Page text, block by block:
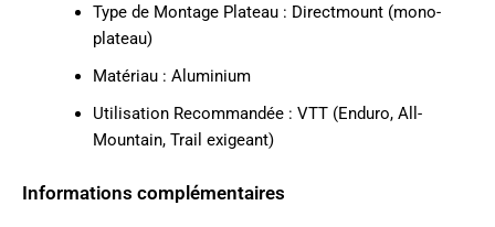
Type de Montage Plateau : Directmount (mono-
plateau)
Matériau : Aluminium
Utilisation Recommandée : VTT (Enduro, All-
Mountain, Trail exigeant)
Informations complémentaires